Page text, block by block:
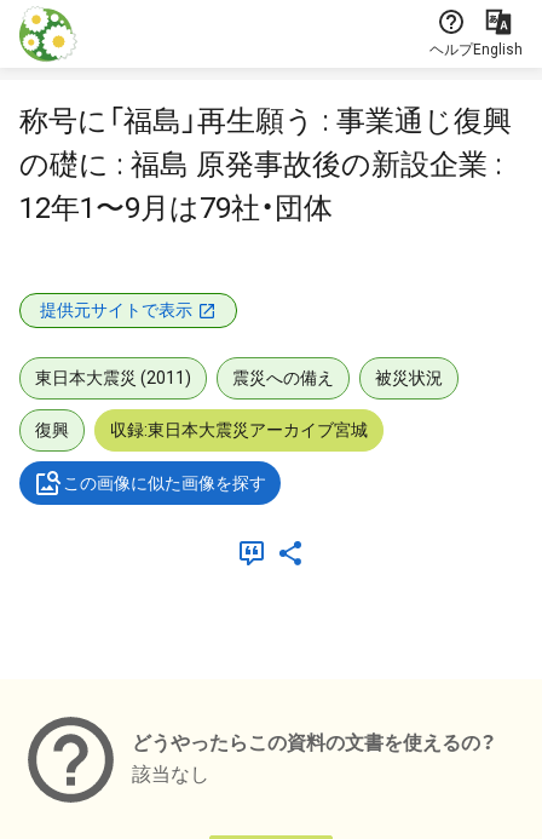
本文に飛ぶ
ヘルプEnglish
称号に「福島」再生願う : 事業通じ復興
の礎に : 福島 原発事故後の新設企業 :
12年1〜9月は79社・団体
提供元サイトで表示
東日本大震災 (2011) 震災への備え 被災状況
復興 収録:東日本大震災アーカイブ宮城
この画像に似た画像を探す
どうやったらこの資料の文書を使えるの？
該当なし